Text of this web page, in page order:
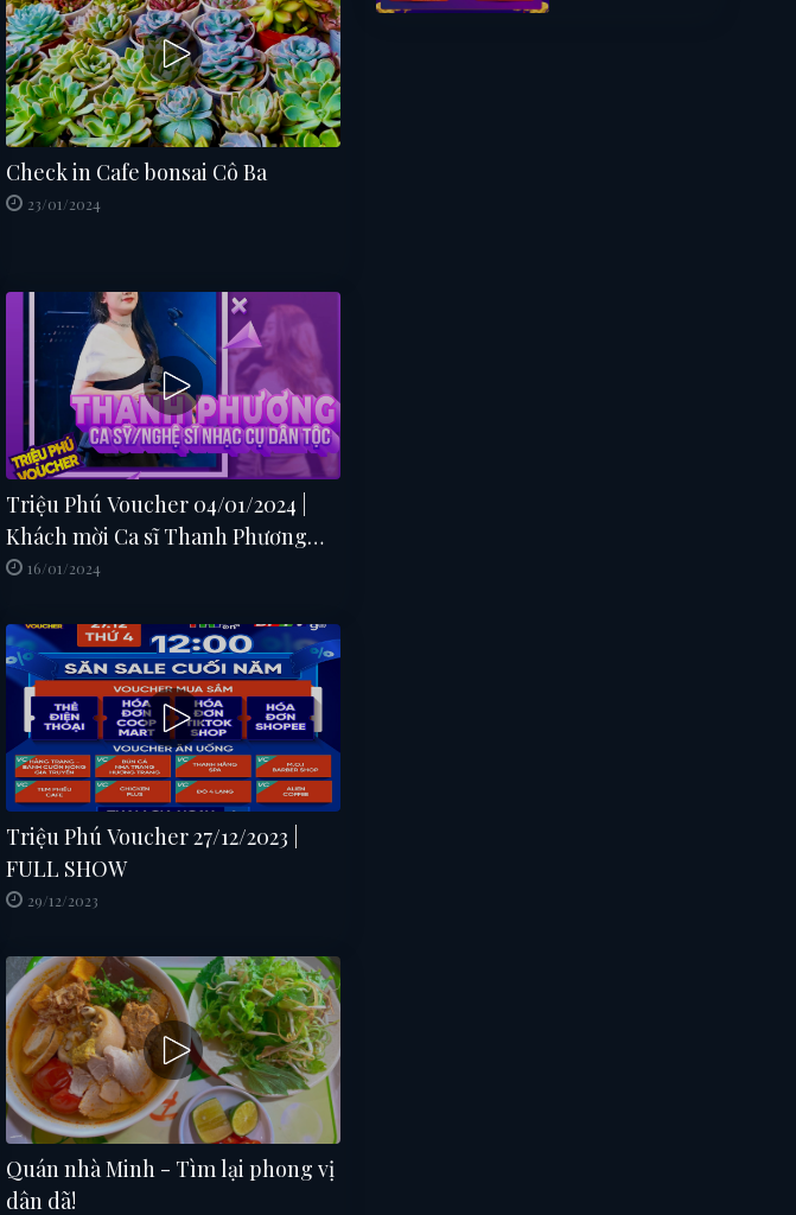
Check in Cafe bonsai Cô Ba
23/01/2024
Triệu Phú Voucher 04/01/2024 |
Khách mời Ca sĩ Thanh Phương
FULL SHOW
16/01/2024
Triệu Phú Voucher 27/12/2023 |
FULL SHOW
29/12/2023
Quán nhà Minh - Tìm lại phong vị
dân dã!